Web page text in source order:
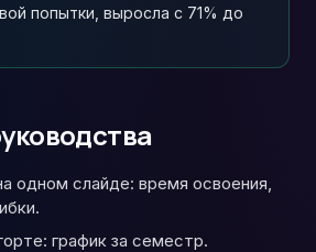
попытки, выросла с 71% до
одном слайде: время освоения,
график за семестр.